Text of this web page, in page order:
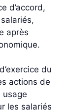
d’accord,
après
du
actions de
usage
les salariés